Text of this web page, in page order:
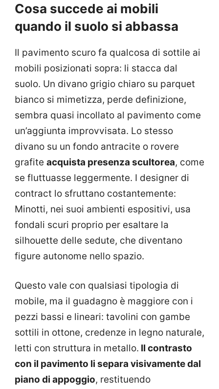
Cosa succede ai mobili
quando il suolo si abbassa
Il pavimento scuro fa qualcosa di sottile ai
mobili posizionati sopra: li stacca dal
suolo. Un divano grigio chiaro su parquet
bianco si mimetizza, perde definizione,
sembra quasi incollato al pavimento come
un’aggiunta improvvisata. Lo stesso
divano su un fondo antracite o rovere
grafite acquista presenza scultorea, come
se fluttuasse leggermente. I designer di
contract lo sfruttano costantemente:
Minotti, nei suoi ambienti espositivi, usa
fondali scuri proprio per esaltare la
silhouette delle sedute, che diventano
figure autonome nello spazio.
Questo vale con qualsiasi tipologia di
mobile, ma il guadagno è maggiore con i
pezzi bassi e lineari: tavolini con gambe
sottili in ottone, credenze in legno naturale,
letti con struttura in metallo. Il contrasto
con il pavimento li separa visivamente dal
piano di appoggio, restituendo